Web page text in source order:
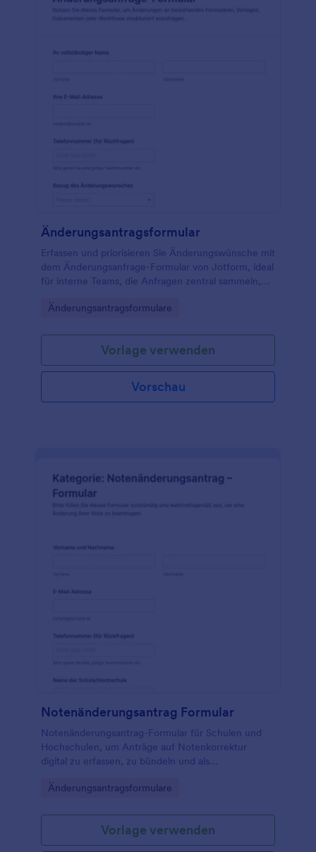
Änderungsantragsformular
Erfassen und priorisieren Sie Änderungswünsche mit
dem Änderungsanfrage-Formular von Jotform, ideal
für interne Teams, die Anfragen zentral sammeln,
machen möchten.
Go to Category:
Änderungsantragsformulare
Vorlage verwenden
Vorschau
Notenänderungsantrag Formular
Notenänderungsantrag-Formular für Schulen und
Hochschulen, um Anträge auf Notenkorrektur
digital zu erfassen, zu bündeln und als
Bearbeitung bereitzuhalten.
Go to Category:
Änderungsantragsformulare
Vorlage verwenden